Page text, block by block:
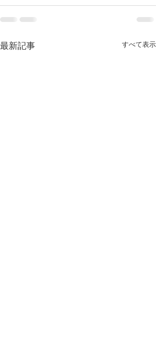
最新記事 すべて表示